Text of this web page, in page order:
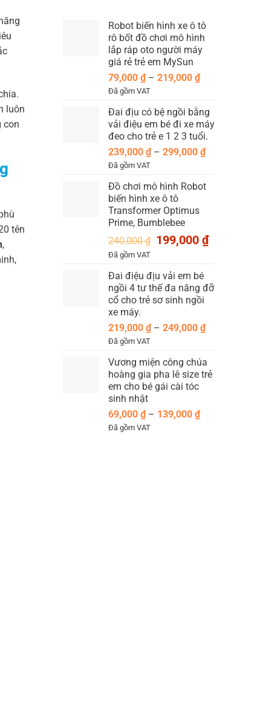
luôn
con
tên
,
Robot biến hình xe ô tô
rô bốt đồ chơi mô hình
lắp ráp oto người máy
giá rẻ trẻ em MySun
79,000 ₫ – 219,000 ₫Khoảng
79,000 ₫
đến
219,000 ₫
Đã gồm VAT
Đai địu có bệ ngồi bằng
vải điệu em bé đi xe máy
đeo cho trẻ e 1 2 3 tuổi.
239,000 ₫ – 299,000 ₫Khoảng
239,000 ₫
Đã gồm VAT
Đồ chơi mô hình Robot
biến hình xe ô tô
Transformer Optimus
Prime, Bumblebee
240,000₫ Giá
240,000 ₫.
199,000 ₫Giá
hiện
199,000 ₫.
Đã gồm VAT
Đai điệu địu vải em bé
ngồi 4 tư thế đa năng đỡ
cổ cho trẻ sơ sinh ngồi
xe máy.
219,000 ₫ – 249,000 ₫Khoảng
219,000 ₫
đến
Đã gồm VAT
Vương miện công chúa
hoàng gia pha lê size trẻ
em cho bé gái cài tóc
sinh nhật
69,000 ₫ – 139,000 ₫Khoảng
Đã gồm VAT